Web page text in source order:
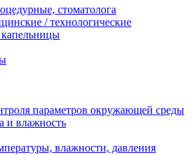
стоматолога
/ технологические
параметров окружающей среды
и влажность
влажности, давления